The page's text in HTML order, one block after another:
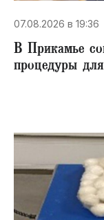
07.08.2026 в 19:36
В Прикамье
процедуры